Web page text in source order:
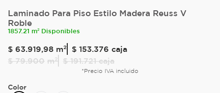
Laminado Para Piso Estilo Madera Reuss V
Roble
1857.21 m² Disponibles
$ 63.919,98 m² $ 153.376 caja
$ 79.900 m² $ 191.721caja
*Precio IVA incluido
Color